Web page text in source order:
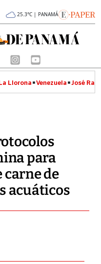
25.3°C | PANAMÁ
Llorona Venezuela José
para
carne de
acuáticos